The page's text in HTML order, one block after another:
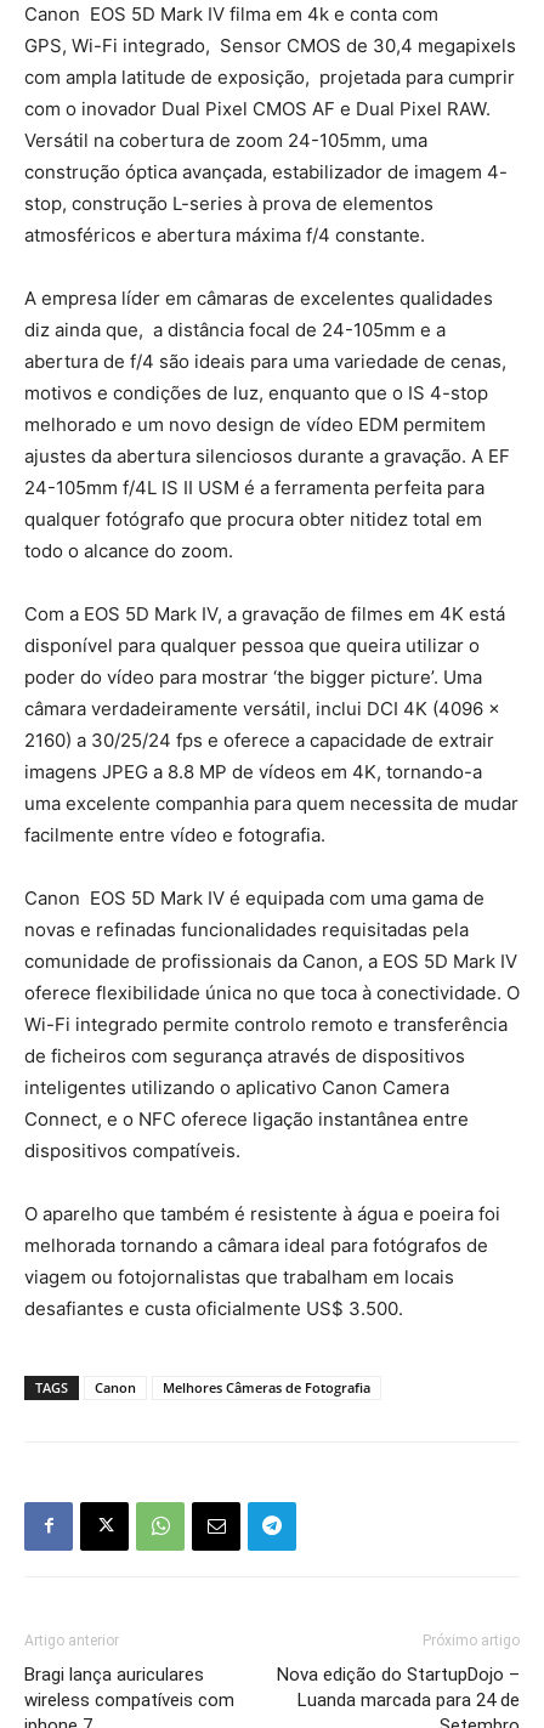
Canon EOS 5D Mark IV filma em 4k e conta com
GPS, Wi-Fi integrado, Sensor CMOS de 30,4 megapixels
com ampla latitude de exposição, projetada para cumprir
com o inovador Dual Pixel CMOS AF e Dual Pixel RAW.
Versátil na cobertura de zoom 24-105mm, uma
construção óptica avançada, estabilizador de imagem 4-
stop, construção L-series à prova de elementos
atmosféricos e abertura máxima f/4 constante.
A empresa líder em câmaras de excelentes qualidades
diz ainda que, a distância focal de 24-105mm e a
abertura de f/4 são ideais para uma variedade de cenas,
motivos e condições de luz, enquanto que o IS 4-stop
melhorado e um novo design de vídeo EDM permitem
ajustes da abertura silenciosos durante a gravação. A EF
24-105mm f/4L IS II USM é a ferramenta perfeita para
qualquer fotógrafo que procura obter nitidez total em
todo o alcance do zoom.
Com a EOS 5D Mark IV, a gravação de filmes em 4K está
disponível para qualquer pessoa que queira utilizar o
poder do vídeo para mostrar ‘the bigger picture’. Uma
câmara verdadeiramente versátil, inclui DCI 4K (4096 x
2160) a 30/25/24 fps e oferece a capacidade de extrair
imagens JPEG a 8.8 MP de vídeos em 4K, tornando-a
uma excelente companhia para quem necessita de mudar
facilmente entre vídeo e fotografia.
Canon EOS 5D Mark IV é equipada com uma gama de
novas e refinadas funcionalidades requisitadas pela
comunidade de profissionais da Canon, a EOS 5D Mark IV
oferece flexibilidade única no que toca à conectividade. O
Wi-Fi integrado permite controlo remoto e transferência
de ficheiros com segurança através de dispositivos
inteligentes utilizando o aplicativo Canon Camera
Connect, e o NFC oferece ligação instantânea entre
dispositivos compatíveis.
O aparelho que também é resistente à água e poeira foi
melhorada tornando a câmara ideal para fotógrafos de
viagem ou fotojornalistas que trabalham em locais
desafiantes e custa oficialmente US$ 3.500.
TAGS Canon Melhores Câmeras de Fotografia
Artigo anterior
Bragi lança auriculares
wireless compatíveis com
Próximo artigo
Nova edição do StartupDojo –
Luanda marcada para 24 de